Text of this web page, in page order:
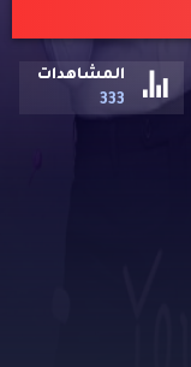
المشاهدات
333